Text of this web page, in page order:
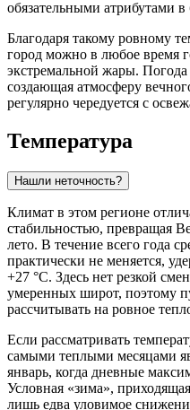
обязательными атрибутами в
Благодаря такому ровному
город можно в любое время
экстремальной жары. Погода
создающая атмосферу
регулярно чередуется с
Температура
Нашли неточность?
Климат в этом регионе
стабильностью, превращая
лето. В течение всего года
практически не меняется,
+27 °C. Здесь нет резкой
умеренных широт, поэтому
рассчитывать на ровное
Если рассматривать
самыми теплыми месяцами
январь, когда дневные
Условная «зима»,
лишь едва уловимое